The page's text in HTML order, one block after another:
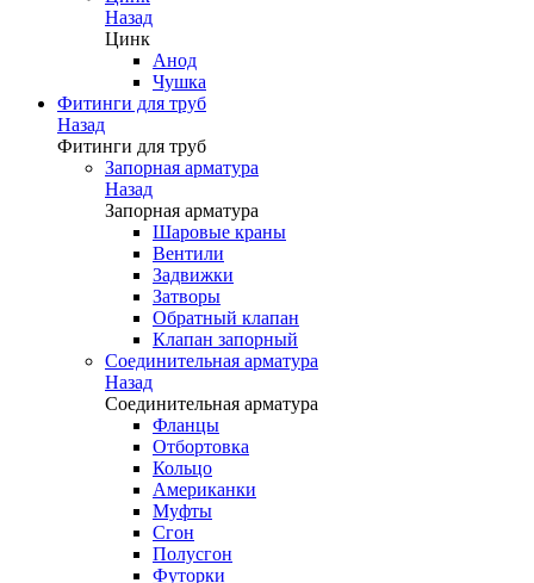
Назад
Цинк
Анод
Чушка
Фитинги для труб
Назад
Фитинги для труб
Запорная арматура
Назад
Запорная арматура
Шаровые краны
Вентили
Задвижки
Затворы
Обратный клапан
Клапан запорный
Соединительная арматура
Назад
Соединительная арматура
Фланцы
Отбортовка
Кольцо
Американки
Муфты
Сгон
Полусгон
Футорки